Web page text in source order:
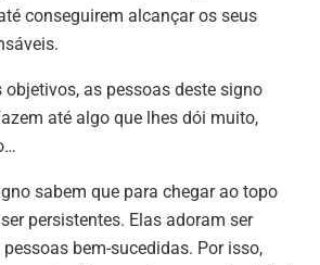
conseguirem alcançar os seus
objetivos, as pessoas deste signo
até algo que lhes dói muito,
sabem que para chegar ao topo
persistentes. Elas adoram ser
bem-sucedidas. Por isso,